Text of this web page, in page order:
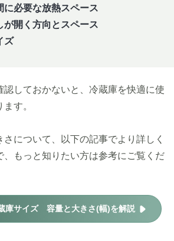
に必要な放熱スペース
が開く方向とスペース
ズ
認しておかないと、冷蔵庫を快適に使
す。
について、以下の記事でより詳しく
、もっと知りたい方は参考にご覧くだ
庫サイズ 容量と大きさ(幅)を解説